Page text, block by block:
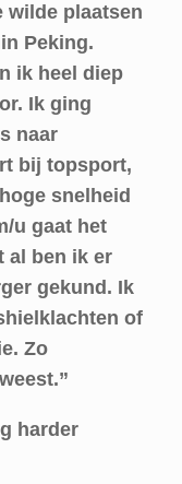
wilde plaatsen
Peking.
ik heel diep
Ik ging
naar
bij topsport,
snelheid
u gaat het
al ben ik er
gekund. Ik
of
Zo
harder